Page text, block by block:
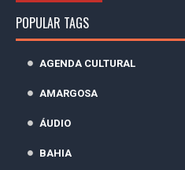
POPULAR TAGS
AGENDA CULTURAL
AMARGOSA
ÁUDIO
BAHIA